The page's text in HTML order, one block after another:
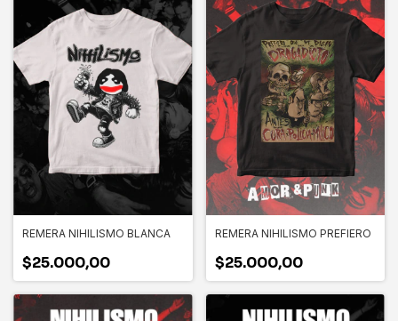
REMERA NIHILISMO BLANCA
$25.000,00
REMERA NIHILISMO PREFIERO
$25.000,00